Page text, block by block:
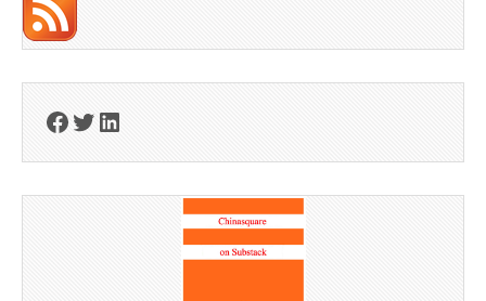
Facebook
Twitter
LinkedIn